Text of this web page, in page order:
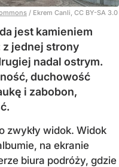
/ Ekrem Canli, CC BY-SA 3.0
jest kamieniem
jednej strony
nadal ostrym.
duchowość
i zabobon,
zwykły widok. Widok
na ekranie
biura podróży, gdzie